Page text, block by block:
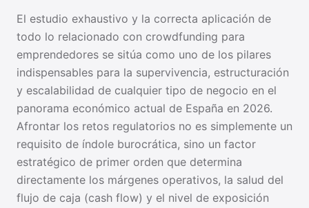
El estudio exhaustivo y la correcta aplicación de
todo lo relacionado con crowdfunding para
emprendedores se sitúa como uno de los pilares
indispensables para la supervivencia, estructuración
y escalabilidad de cualquier tipo de negocio en el
panorama económico actual de España en 2026.
Afrontar los retos regulatorios no es simplemente un
requisito de índole burocrática, sino un factor
estratégico de primer orden que determina
directamente los márgenes operativos, la salud del
flujo de caja (cash flow) y el nivel de exposición